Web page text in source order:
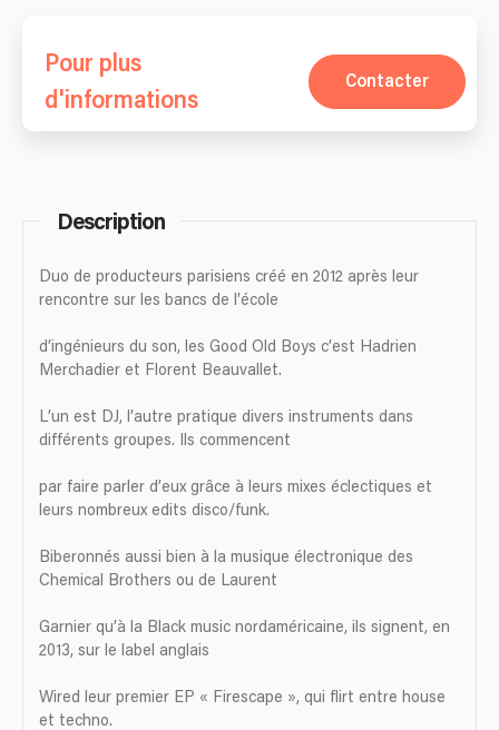
Pour plus
d'informations
Contacter
Description
Duo de producteurs parisiens créé en 2012 après leur
rencontre sur les bancs de l’école
d’ingénieurs du son, les Good Old Boys c’est Hadrien
Merchadier et Florent Beauvallet.
L’un est DJ, l’autre pratique divers instruments dans
différents groupes. Ils commencent
par faire parler d’eux grâce à leurs mixes éclectiques et
leurs nombreux edits disco/funk.
Biberonnés aussi bien à la musique électronique des
Chemical Brothers ou de Laurent
Garnier qu’à la Black music nord­américaine, ils signent, en
2013, sur le label anglais
Wired leur premier EP « Firescape », qui flirt entre house
et techno.